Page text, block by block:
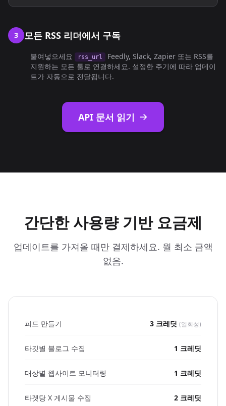
3 모든 RSS 리더에서 구독
붙여넣으세요 rss_url
Feedly, Slack, Zapier 또는 RSS를
지원하는 모든 툴로 연결하세요. 설정한 주기에 따라 업데이
트가 자동으로 전달됩니다.
API 문서 읽기
간단한 사용량 기반 요금제
업데이트를 가져올 때만 결제하세요. 월 최소 금액
없음.
피드 만들기 3 크레딧 (일회성)
타깃별 블로그 수집 1 크레딧
대상별 웹사이트 모니터링 1 크레딧
타겟당 X 게시물 수집 2 크레딧